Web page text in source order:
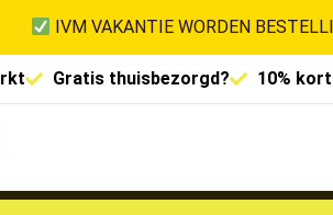
IVM VAKANTIE WORDEN
Gratis thuisbezorgd? 10%